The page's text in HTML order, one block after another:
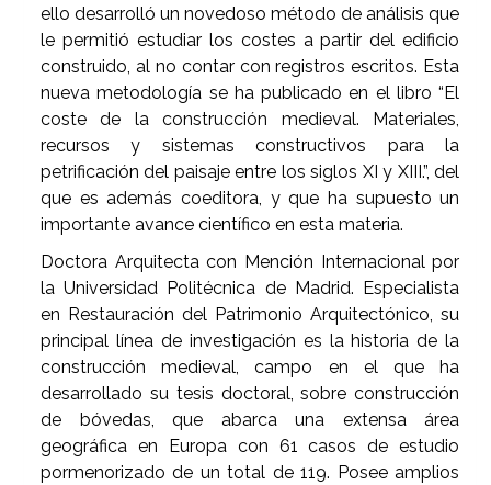
ello desarrolló un novedoso método de análisis que
le permitió estudiar los costes a partir del edificio
construido, al no contar con registros escritos. Esta
nueva metodología se ha publicado en el libro “El
coste de la construcción medieval. Materiales,
recursos y sistemas constructivos para la
petrificación del paisaje entre los siglos XI y XIII.”, del
que es además coeditora, y que ha supuesto un
importante avance científico en esta materia.
Doctora Arquitecta con Mención Internacional por
la Universidad Politécnica de Madrid. Especialista
en Restauración del Patrimonio Arquitectónico, su
principal línea de investigación es la historia de la
construcción medieval, campo en el que ha
desarrollado su tesis doctoral, sobre construcción
de bóvedas, que abarca una extensa área
geográfica en Europa con 61 casos de estudio
pormenorizado de un total de 119. Posee amplios